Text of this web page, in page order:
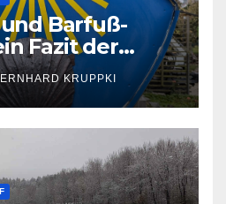
Barfuß-
Fazit der
von
Hof KRUPPKI